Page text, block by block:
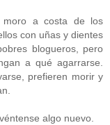
a costa de los
con uñas y dientes
blogueros, pero
a qué agarrarse.
prefieren morir y
algo nuevo.